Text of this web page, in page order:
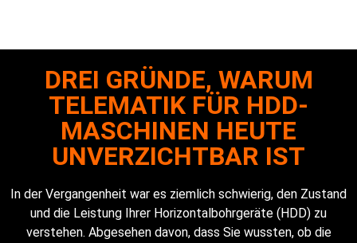
DREI GRÜNDE, WARUM
TELEMATIK FÜR HDD-
MASCHINEN HEUTE
UNVERZICHTBAR IST
In der Vergangenheit war es ziemlich schwierig, den Zustand
und die Leistung Ihrer Horizontalbohrgeräte (HDD) zu
verstehen. Abgesehen davon, dass Sie wussten, ob die